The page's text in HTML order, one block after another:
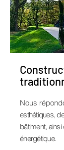
Nous
esthétiques,
bâtiment, ainsi
énergétique.